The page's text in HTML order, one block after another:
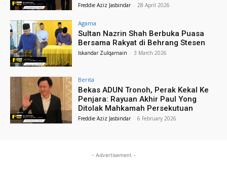
Freddie Aziz Jasbindar - 28 April 2026
Agama
Sultan Nazrin Shah Berbuka Puasa
Bersama Rakyat di Behrang Stesen
Iskandar Zulqarnain - 3 March 2026
Berita
Bekas ADUN Tronoh, Perak Kekal Ke
Penjara: Rayuan Akhir Paul Yong
Ditolak Mahkamah Persekutuan
Freddie Aziz Jasbindar - 6 February 2026
- Advertisement -